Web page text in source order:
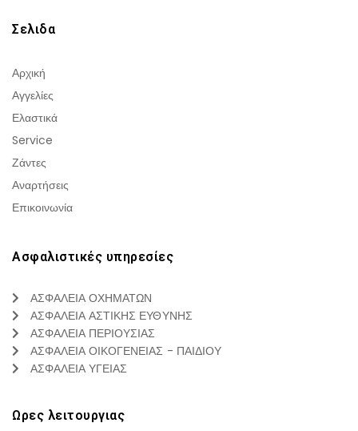
Σελιδα
Αρχική
Αγγελίες
Ελαστικά
Service
Ζάντες
Αναρτήσεις
Επικοινωνία
Ασφαλιστικές υπηρεσίες
ΑΣΦΑΛΕΙΑ ΟΧΗΜΑΤΩΝ
ΑΣΦΑΛΕΙΑ ΑΣΤΙΚΗΣ ΕΥΘΥΝΗΣ
ΑΣΦΑΛΕΙΑ ΠΕΡΙΟΥΣΙΑΣ
ΑΣΦΑΛΕΙΑ ΟΙΚΟΓΕΝΕΙΑΣ - ΠΑΙΔΙΟΥ
ΑΣΦΑΛΕΙΑ ΥΓΕΙΑΣ
Ωρες λειτουργιας